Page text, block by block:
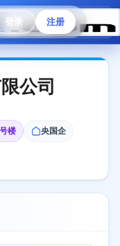
登录 注册
中心 会员专区
公司
楼 央国企